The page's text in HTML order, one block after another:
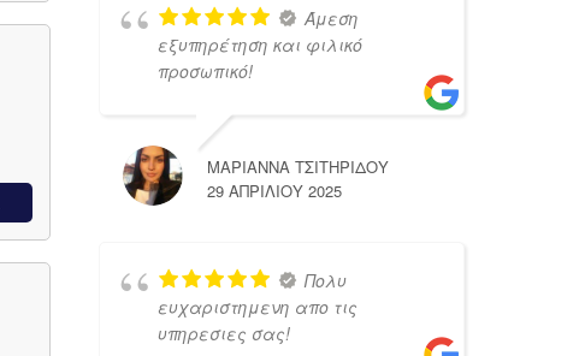
Άμεση
εξυπηρέτηση και φιλικό
προσωπικό!
ΜΑΡΙΑΝΝΑ ΤΣΙΤΗΡΙΔΟΥ
29 ΑΠΡΙΛΊΟΥ 2025
Πολυ
ευχαριστημενη απο τις
υπηρεσιες σας!